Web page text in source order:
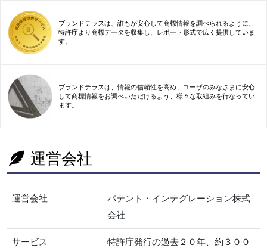
ブランドテラスは、誰もが安心して商標情報を調べられるように、
特許庁より商標データを収集し、レポート形式で広く提供していま
す。
ブランドテラスは、情報の信頼性を高め、ユーザのみなさまに安心
して商標情報をお調べいただけるよう、様々な取組みを行なってい
ます。
運営会社
運営会社
パテント・インテグレーション株式
会社
サービス
特許庁発行の過去２０年、約３００